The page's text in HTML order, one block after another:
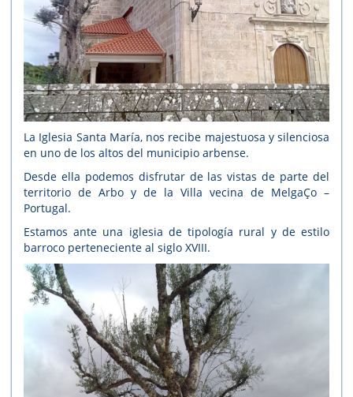
La Iglesia Santa María, nos recibe majestuosa y silenciosa
en uno de los altos del municipio arbense.
Desde ella podemos disfrutar de las vistas de parte del
territorio de Arbo y de la Villa vecina de MelgaÇo –
Portugal.
Estamos ante una iglesia de tipología rural y de estilo
barroco perteneciente al siglo XVIII.